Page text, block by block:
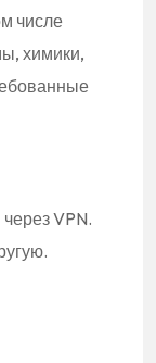
числе
химики,
VPN.